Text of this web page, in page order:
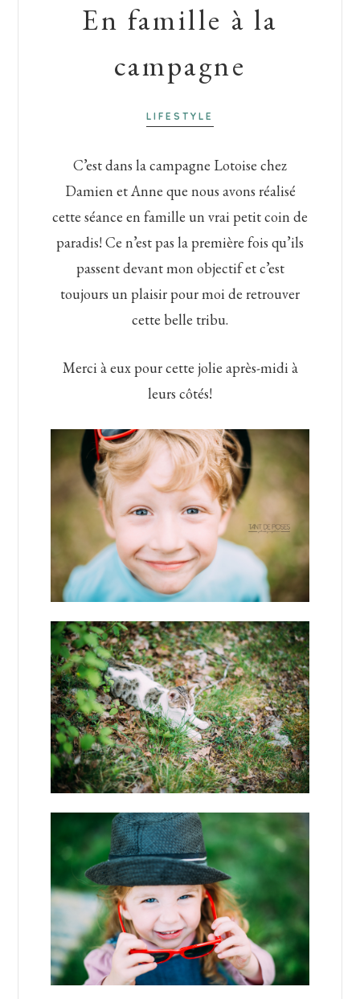
En famille à la
campagne
LIFESTYLE
C’est dans la campagne Lotoise chez
Damien et Anne que nous avons réalisé
cette séance en famille un vrai petit coin de
paradis! Ce n’est pas la première fois qu’ils
passent devant mon objectif et c’est
toujours un plaisir pour moi de retrouver
cette belle tribu.
Merci à eux pour cette jolie après-midi à
leurs côtés!